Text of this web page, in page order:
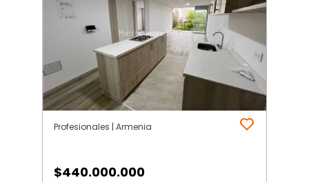
Profesionales | Armenia
$440.000.000